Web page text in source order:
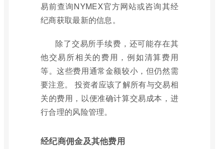
易前查询NYMEX官方网站或咨询其经
纪商获取最新的信息。
除了交易所手续费，还可能存在其
他交易所相关的费用，例如清算费用
等。这些费用通常金额较小，但仍然需
要注意。 投资者应该了解所有与交易相
关的费用，以便准确计算交易成本，进
行合理的风险管理。
经纪商佣金及其他费用